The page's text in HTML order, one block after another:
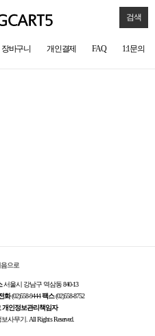
검색
장바구니 개인결제 FAQ 1:1문의
서울시 강남구 역삼동 840-13
화(02)558-9444팩스(02)558-8752
개인정보관리책임자
사무기. All Rights Reserved.